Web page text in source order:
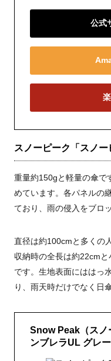
公式
スノーピーク「スノー
重量約150gと軽量の傘で
めています。各パネルの
ており、雨の侵入をブロ
直径は約100cmと多くの
収納時の全長は約22cm
です。生地表面にははっ
り、雨天時だけでなく日
Snow Peak（ス
ンブレラUL グレー